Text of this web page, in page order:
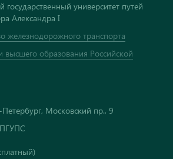
университет путей
Александра I
железнодорожного транспорта
высшего образования Российской
Московский пр., 9